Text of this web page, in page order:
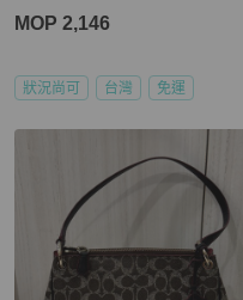
MOP 2,146
狀況尚可 台灣 免運